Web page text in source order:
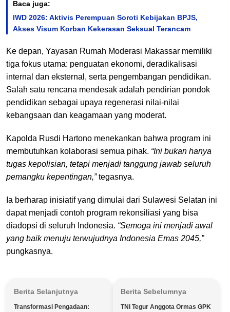
Baca juga:
IWD 2026: Aktivis Perempuan Soroti Kebijakan BPJS,
Akses Visum Korban Kekerasan Seksual Terancam
Ke depan, Yayasan Rumah Moderasi Makassar memiliki
tiga fokus utama: penguatan ekonomi, deradikalisasi
internal dan eksternal, serta pengembangan pendidikan.
Salah satu rencana mendesak adalah pendirian pondok
pendidikan sebagai upaya regenerasi nilai-nilai
kebangsaan dan keagamaan yang moderat.
Kapolda Rusdi Hartono menekankan bahwa program ini
membutuhkan kolaborasi semua pihak. “Ini bukan hanya
tugas kepolisian, tetapi menjadi tanggung jawab seluruh
pemangku kepentingan,”tegasnya.
Ia berharap inisiatif yang dimulai dari Sulawesi Selatan ini
dapat menjadi contoh program rekonsiliasi yang bisa
diadopsi di seluruh Indonesia. “Semoga ini menjadi awal
yang baik menuju terwujudnya Indonesia Emas 2045,”
pungkasnya.
Berita Selanjutnya
Transformasi Pengadaan:
Berita Sebelumnya
TNI Tegur Anggota Ormas GPK